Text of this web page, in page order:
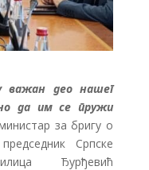
важан део нашег
да им се пружи
за бригу о
Српске
Ђурђевић